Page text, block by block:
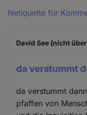
Netiquette für
David See (nicht
da verstummt
da verstummt
pfaffen von